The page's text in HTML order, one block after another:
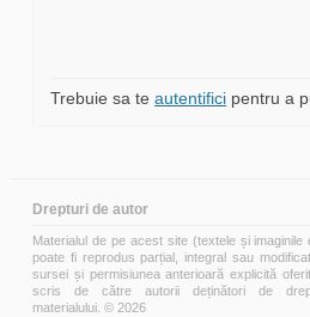
Trebuie sa teautentifici pentru a
Drepturi de autor
Materialul de pe acest site (textele și imaginile
poate fi reprodus parțial, integral sau
sursei și permisiunea anterioară explicită
scris de către autorii deținători de
materialului. © 2026